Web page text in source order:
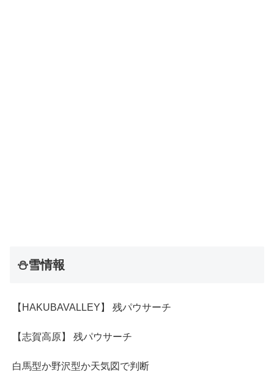
⛄雪情報
【HAKUBAVALLEY】 残パウサーチ
【志賀高原】 残パウサーチ
白馬型か野沢型か天気図で判断